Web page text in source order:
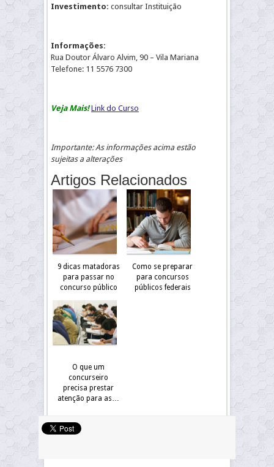
Investimento: consultar Instituição
Informações:
Rua Doutor Álvaro Alvim, 90 – Vila Mariana
Telefone: 11 5576 7300
Veja Mais! Link do Curso
Importante: As informações acima estão
sujeitas a alterações
Artigos Relacionados
9 dicas matadoras
para passar no
concurso público
Como se preparar
para concursos
públicos federais
O que um
concurseiro
precisa prestar
atenção para as…